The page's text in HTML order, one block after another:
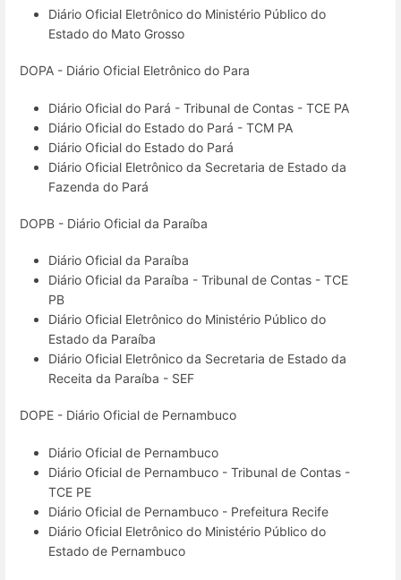
Diário Oficial Eletrônico do Ministério Público do
Estado do Mato Grosso
DOPA - Diário Oficial Eletrônico do Para
Diário Oficial do Pará - Tribunal de Contas - TCE PA
Diário Oficial do Estado do Pará - TCM PA
Diário Oficial do Estado do Pará
Diário Oficial Eletrônico da Secretaria de Estado da
Fazenda do Pará
DOPB - Diário Oficial da Paraíba
Diário Oficial da Paraíba
Diário Oficial da Paraíba - Tribunal de Contas - TCE
PB
Diário Oficial Eletrônico do Ministério Público do
Estado da Paraíba
Diário Oficial Eletrônico da Secretaria de Estado da
Receita da Paraíba - SEF
DOPE - Diário Oficial de Pernambuco
Diário Oficial de Pernambuco
Diário Oficial de Pernambuco - Tribunal de Contas -
TCE PE
Diário Oficial de Pernambuco - Prefeitura Recife
Diário Oficial Eletrônico do Ministério Público do
Estado de Pernambuco